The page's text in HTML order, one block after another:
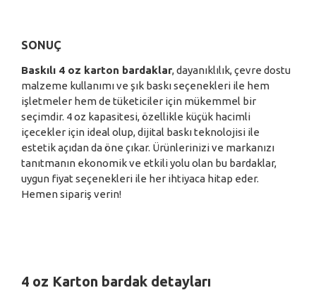
SONUÇ
Baskılı 4 oz karton bardaklar, dayanıklılık, çevre dostu
malzeme kullanımı ve şık baskı seçenekleri ile hem
işletmeler hem de tüketiciler için mükemmel bir
seçimdir. 4 oz kapasitesi, özellikle küçük hacimli
içecekler için ideal olup, dijital baskı teknolojisi ile
estetik açıdan da öne çıkar. Ürünlerinizi ve markanızı
tanıtmanın ekonomik ve etkili yolu olan bu bardaklar,
uygun fiyat seçenekleri ile her ihtiyaca hitap eder.
Hemen sipariş verin!
4 oz Karton bardak detayları